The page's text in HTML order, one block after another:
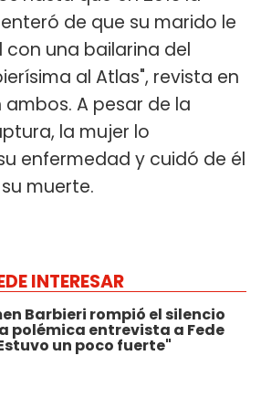
de que su marido le
con una bailarina del
al Atlas", revista en
A pesar de la
la mujer lo
enfermedad y cuidó de él
muerte.
INTERESAR
Barbieri rompió el silencio
polémica entrevista a Fede
un poco fuerte"